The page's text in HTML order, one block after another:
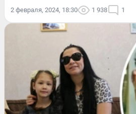
2 февраля, 2024, 18:30 1 938 1